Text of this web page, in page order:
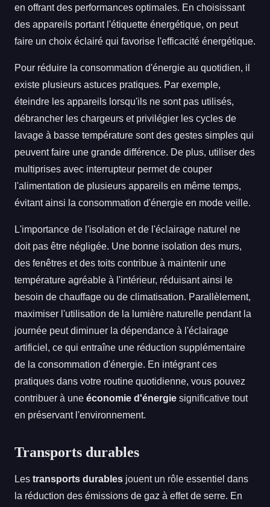
en offrant des performances optimales. En choisissant
des appareils portant l'étiquette énergétique, on peut
faire un choix éclairé qui favorise l'efficacité énergétique.
Pour réduire la consommation d'énergie au quotidien, il
existe plusieurs astuces pratiques. Par exemple,
éteindre les appareils lorsqu'ils ne sont pas utilisés,
débrancher les chargeurs et privilégier les cycles de
lavage à basse température sont des gestes simples qui
peuvent faire une grande différence. De plus, utiliser des
multiprises avec interrupteur permet de couper
l'alimentation de plusieurs appareils en même temps,
évitant ainsi la consommation d'énergie en mode veille.
L'importance de l'isolation et de l'éclairage naturel ne
doit pas être négligée. Une bonne isolation des murs,
des fenêtres et des toits contribue à maintenir une
température agréable à l'intérieur, réduisant ainsi le
besoin de chauffage ou de climatisation. Parallèlement,
maximiser l'utilisation de la lumière naturelle pendant la
journée peut diminuer la dépendance à l'éclairage
artificiel, ce qui entraîne une réduction supplémentaire
de la consommation d'énergie. En intégrant ces
pratiques dans votre routine quotidienne, vous pouvez
contribuer à une économie d'énergie significative tout
en préservant l'environnement.
Transports durables
Les transports durables jouent un rôle essentiel dans
la réduction des émissions de gaz à effet de serre. En